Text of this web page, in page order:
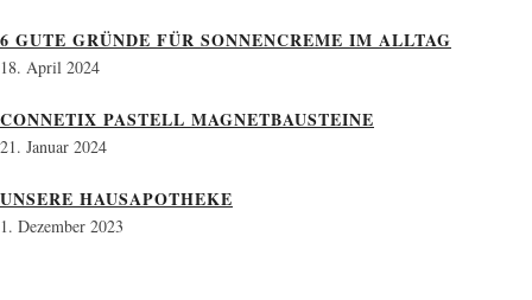
6 GUTE GRÜNDE FÜR SONNENCREME IM ALLTAG
18. April 2024
CONNETIX PASTELL MAGNETBAUSTEINE
21. Januar 2024
UNSERE HAUSAPOTHEKE
1. Dezember 2023